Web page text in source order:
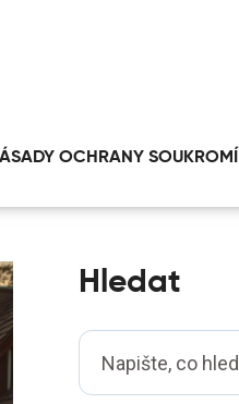
OCHRANY SOUKROMÍ
Hledat